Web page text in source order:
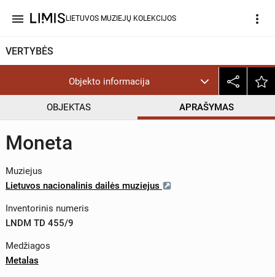
menu LIETUVOS MUZIEJŲ KOLEKCIJOS more_vert
VERTYBĖS
Objekto informacija
OBJEKTAS APRAŠYMAS
Moneta
Muziejus
Lietuvos nacionalinis dailės muziejus
Inventorinis numeris
LNDM TD 455/9
Medžiagos
Metalas